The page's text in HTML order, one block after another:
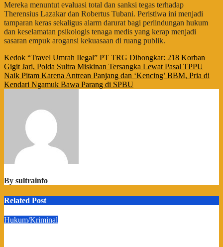
​Mereka menuntut evaluasi total dan sanksi tegas terhadap
Therensius Lazakar dan Robertus Tubani. Peristiwa ini menjadi
tamparan keras sekaligus alarm darurat bagi perlindungan hukum
dan keselamatan psikologis tenaga medis yang kerap menjadi
sasaran empuk arogansi kekuasaan di ruang publik.
Navigasi
pos
Kedok “Travel Umrah Ilegal” PT TRG Dibongkar: 218 Korban
Gigit Jari, Polda Sultra Miskinan Tersangka Lewat Pasal TPPU
Naik Pitam Karena Antrean Panjang dan ‘Kencing’ BBM, Pria di
Kendari Ngamuk Bawa Parang di SPBU
By sultrainfo
Related Post
Hukum/Kriminal